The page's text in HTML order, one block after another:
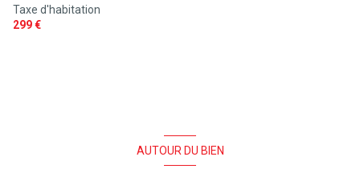
Taxe d'habitation
299 €
AUTOUR DU BIEN